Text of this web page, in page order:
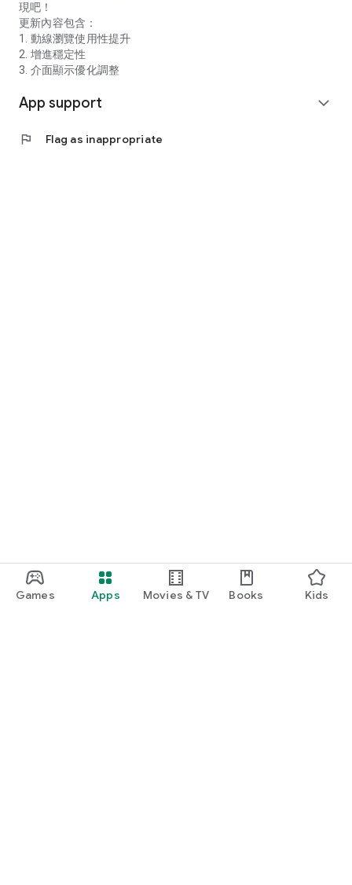
Games Apps Movies & TV Books Kids
現吧！
更新內容包含：
1. 動線瀏覽使用性提升
2. 增進穩定性
3. 介面顯示優化調整
App support expand_more
flag Flag as inappropriate